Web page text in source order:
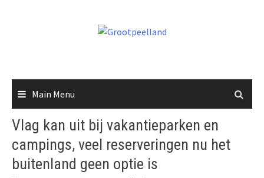
Main Menu
Vlag kan uit bij vakantieparken en
campings, veel reserveringen nu het
buitenland geen optie is